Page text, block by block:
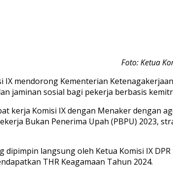
Foto: Ketua
IX mendorong Kementerian
jaminan sosial bagi pekerja berbasis
kerja Komisi IX dengan Menaker dengan
Bukan Penerima Upah (PBPU) 2023,
dipimpin langsung oleh Ketua Komisi IX
THR Keagamaan Tahun 2024.